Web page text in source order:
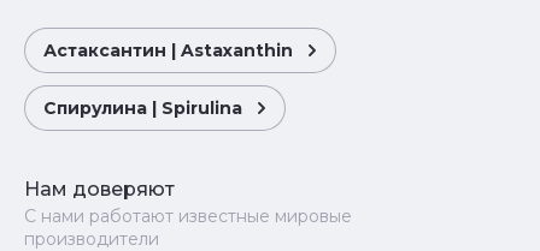
Астаксантин | Astaxanthin
Спирулина | Spirulina
Нам доверяют
С нами работают известные мировые
производители